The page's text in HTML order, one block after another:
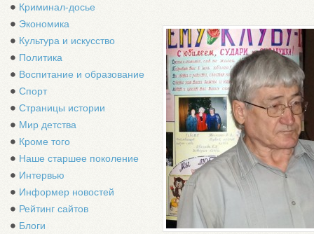
Криминал-досье
Экономика
Культура и искусство
Политика
Воспитание и образование
Спорт
Страницы истории
Мир детства
Кроме того
Наше старшее поколение
Интервью
Информер новостей
Рейтинг сайтов
Блоги